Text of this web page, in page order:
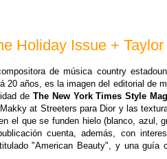
Holiday Issue +
de música country
20 años, es la imagen del editorial de
de The New York Times Style
at Streeters para Dior y las
el que se funden hielo (blanco, azul,
cuenta, además, con
"American Beauty", y una guía